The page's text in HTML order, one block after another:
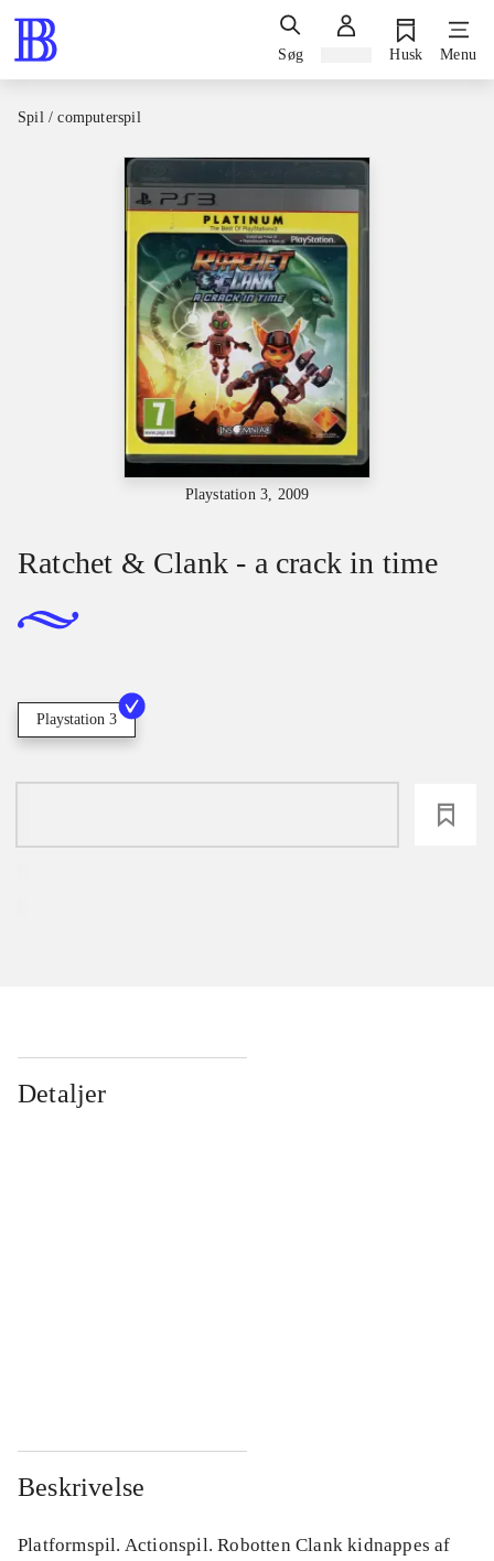
Søg Husk Menu
Spil / computerspil
Playstation 3, 2009
Ratchet & Clank - a crack in time
Playstation 3
Detaljer
Beskrivelse
Platformspil. Actionspil. Robotten Clank kidnappes af